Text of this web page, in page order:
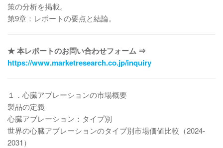
策の分析を掲載。
第9章：レポートの要点と結論。
★ 本レポートのお問い合わせフォーム ⇒
https://www.marketresearch.co.jp/inquiry
１．心臓アブレーションの市場概要
製品の定義
心臓アブレーション：タイプ別
世界の心臓アブレーションのタイプ別市場価値比較（2024-
2031）